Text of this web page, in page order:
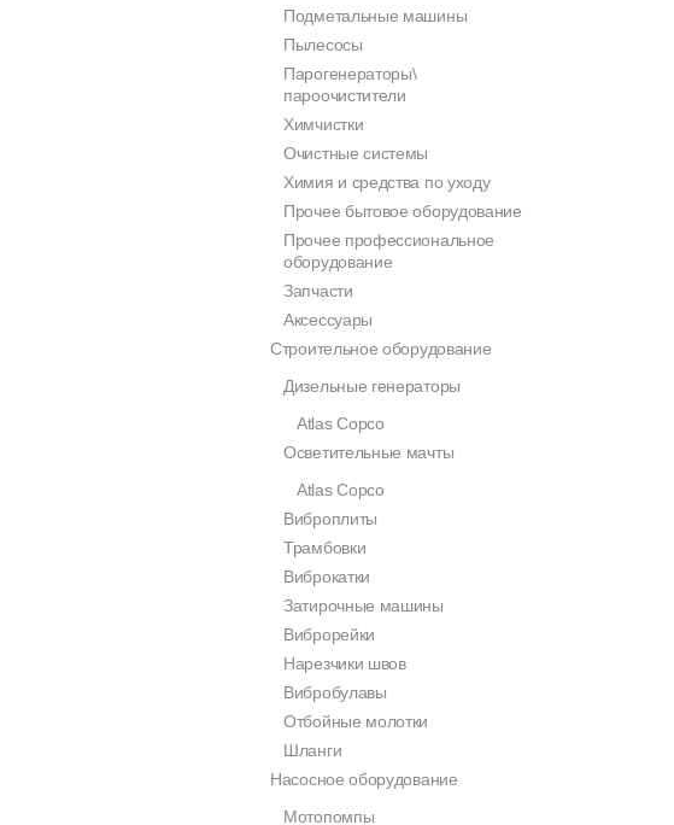
Подметальные машины
Пылесосы
Парогенераторы\
пароочистители
Химчистки
Очистные системы
Химия и средства по уходу
Прочее бытовое оборудование
Прочее профессиональное
оборудование
Запчасти
Аксессуары
Строительное оборудование
Дизельные генераторы
Atlas Copco
Осветительные мачты
Atlas Copco
Виброплиты
Трамбовки
Виброкатки
Затирочные машины
Виброрейки
Нарезчики швов
Вибробулавы
Отбойные молотки
Шланги
Насосное оборудование
Мотопомпы